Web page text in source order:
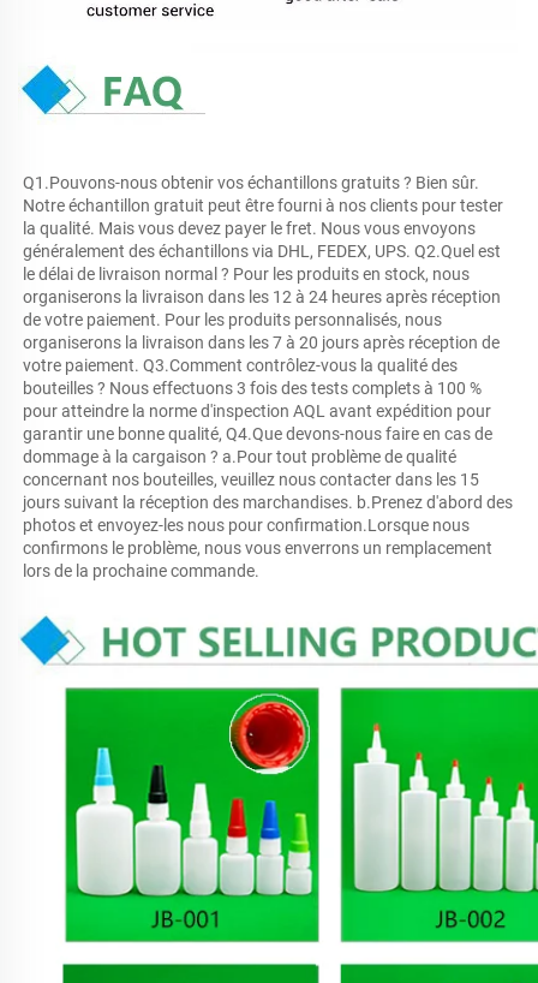
Q1.Pouvons-nous obtenir vos échantillons gratuits ? Bien sûr.
Notre échantillon gratuit peut être fourni à nos clients pour tester
la qualité. Mais vous devez payer le fret. Nous vous envoyons
généralement des échantillons via DHL, FEDEX, UPS. Q2.Quel est
le délai de livraison normal ? Pour les produits en stock, nous
organiserons la livraison dans les 12 à 24 heures après réception
de votre paiement. Pour les produits personnalisés, nous
organiserons la livraison dans les 7 à 20 jours après réception de
votre paiement. Q3.Comment contrôlez-vous la qualité des
bouteilles ? Nous effectuons 3 fois des tests complets à 100 %
pour atteindre la norme d'inspection AQL avant expédition pour
garantir une bonne qualité, Q4.Que devons-nous faire en cas de
dommage à la cargaison ? a.Pour tout problème de qualité
concernant nos bouteilles, veuillez nous contacter dans les 15
jours suivant la réception des marchandises. b.Prenez d'abord des
photos et envoyez-les nous pour confirmation.Lorsque nous
confirmons le problème, nous vous enverrons un remplacement
lors de la prochaine commande.